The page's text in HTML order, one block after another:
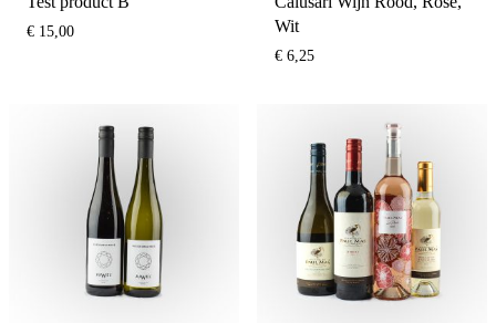
€ 15,00
Wit
€ 6,25